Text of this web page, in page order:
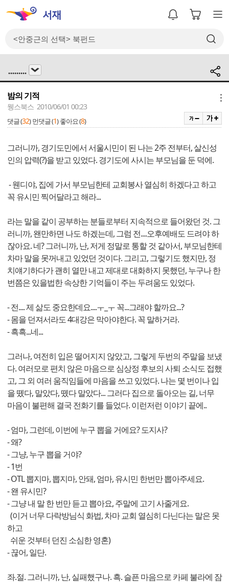
.........
밤의 기적
웽스북스 2010/06/01 00:23
댓글 (32) 먼댓글 (1) 좋아요 (8)
그러니까, 경기도민에서 서울시민이 된 나는 2주 전부터, 살신성
인의 압력(?)을 받고 있었다. 경기도에 사시는 부모님을 둔 덕에.
- 웬디야, 집에 가서 부모님한테 교회봉사 열심히 하겠다고 하고
꼭 유시민 찍어달라고 해라...
라는 말을 같이 공부하는 분들로부터 지속적으로 들어왔던 것. 그
러니까, 왠만하면 나도 하겠는데, 그럼 전....오후예배도 드려야 하
잖아요. 네? 그러니까, 난, 저게 정말로 통할 것 같아서, 부모님한테
차마 말을 못꺼내고 있었던 것이다. 그리고, 그렇기도 했지만, 정
치얘기하다가 괜히 열만 내고 제대로 대화하지 못했던, 누구나 한
번쯤은 있을법한 속상한 기억들이 주는 두려움도 있었다.
- 전.... 제 삶도 중요한데요....ㅜ_ㅜ 꼭...그래야 할까요...?
- 몸을 던져서라도 4대강은 막아야한다. 꼭 말하거라.
- 흑흑...네...
그러나, 여전히 입은 떨어지지 않았고, 그렇게 두번의 주말을 보냈
다. 여러모로 편치 않은 마음으로 심상정 후보의 사퇴 소식도 접했
고, 그 외 여러 움직임들에 마음을 쓰고 있었다. 나는 몇 번이나 입
을 뗐다, 말았다, 뗐다 말았다... 그러다 집으로 돌아오는 길, 너무
마음이 불편해 결국 전화기를 들었다. 이런저런 이야기 끝에..
- 엄마, 그런데, 이번에 누구 뽑을 거에요? 도지사?
- 왜?
- 그냥, 누구 뽑을 거야?
- 1번
- OTL 뽑지마, 뽑지마, 안돼, 엄마, 유시민 한번만 뽑아주세요.
- 왠 유시민?
- 그냥 내 말 한 번만 듣고 뽑아요, 주말에 고기 사줄게요.
(이거 너무 다락방님식 화법, 차마 교회 열심히 다닌다는 말은 못
하고
쉬운 것부터 던진 소심한 영혼)
- 끊어, 일단.
좌.절. 그러니까, 난, 실패했구나. 흑. 슬픈 마음으로 카페 불라에 잠